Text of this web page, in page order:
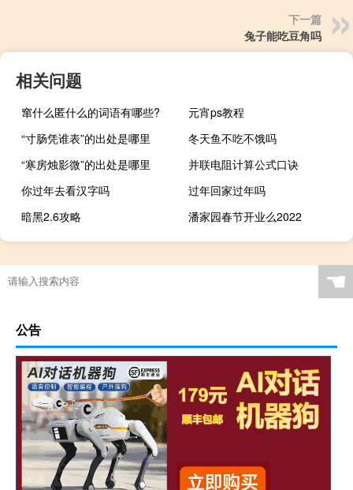
下一篇
兔子能吃豆角吗
相关问题
窜什么匿什么的词语有哪些?
元宵ps教程
“寸肠凭谁表”的出处是哪里
冬天鱼不吃不饿吗
“寒房烛影微”的出处是哪里
并联电阻计算公式口诀
你过年去看汉字吗
过年回家过年吗
暗黑2.6攻略
潘家园春节开业么2022
☚
公告